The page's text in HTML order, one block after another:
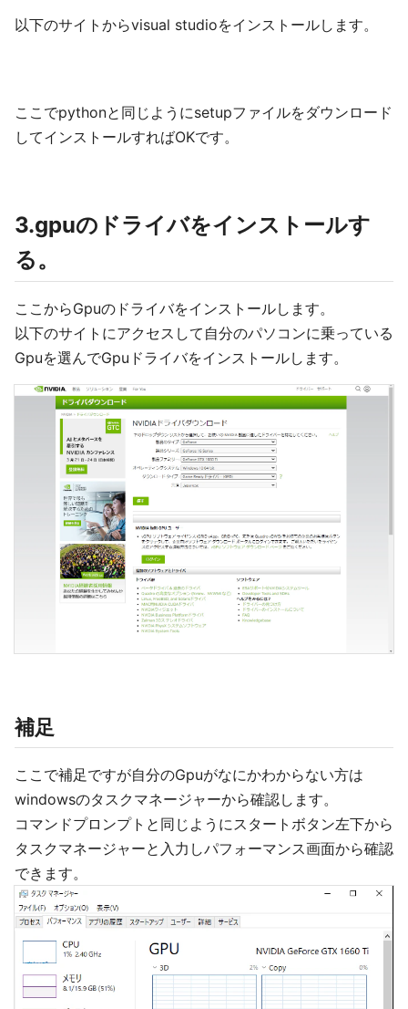
以下のサイトからvisual studioをインストールします。
ここでpythonと同じようにsetupファイルをダウンロード
してインストールすればOKです。
3.gpuのドライバをインストールす
る。
ここからGpuのドライバをインストールします。
以下のサイトにアクセスして自分のパソコンに乗っている
Gpuを選んでGpuドライバをインストールします。
補足
ここで補足ですが自分のGpuがなにかわからない方は
windowsのタスクマネージャーから確認します。
コマンドプロンプトと同じようにスタートボタン左下から
タスクマネージャーと入力しパフォーマンス画面から確認
できます。